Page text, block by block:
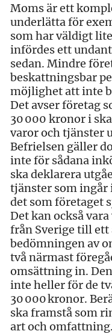
Moms är ett
underlätta för
som har väldigt
infördes ett
sedan. Mindre
beskattningsbar
möjlighet att inte
Det avser företag
30 000 kronor i
varor och tjänster
Befrielsen gäller
inte för sådana
ska deklarera
tjänster som ingår
det som företaget
Det kan också
från Sverige till ett
bedömningen av
två närmast
omsättning in.
inte heller för de
30 000 kronor.
ska framstå som
art och omfattning.